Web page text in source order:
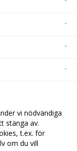
-
-
-
vi nödvändiga
stänga av.
t.ex. för
om du vill